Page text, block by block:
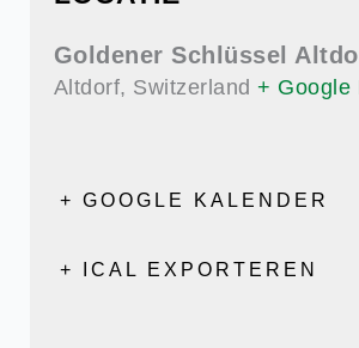
Goldener Schlüssel
Altdorf, Switzerland + Google
+ GOOGLE KALENDER
+ ICAL EXPORTEREN